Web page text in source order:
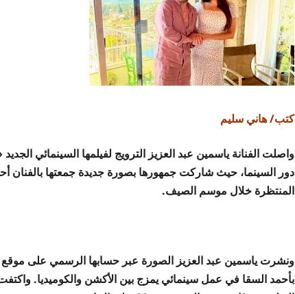
كتب/ هاني سليم
واصلت الفنانة ياسمين عبد العزيز الترويج لفيلمها السينمائي
دور السينما، حيث شاركت جمهورها بصورة جديدة جمعتها بالفنان
المنتظرة خلال موسم الصيف.
ونشرت ياسمين عبد العزيز الصورة عبر حسابها الرسمي على موقع